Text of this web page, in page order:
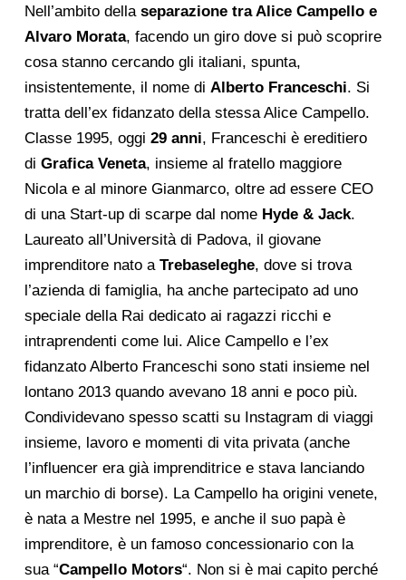
Nell’ambito della separazione tra Alice Campello e
Alvaro Morata, facendo un giro dove si può scoprire
cosa stanno cercando gli italiani, spunta,
insistentemente, il nome di Alberto Franceschi. Si
tratta dell’ex fidanzato della stessa Alice Campello.
Classe 1995, oggi 29 anni, Franceschi è ereditiero
di Grafica Veneta, insieme al fratello maggiore
Nicola e al minore Gianmarco, oltre ad essere CEO
di una Start-up di scarpe dal nome Hyde & Jack.
Laureato all’Università di Padova, il giovane
imprenditore nato a Trebaseleghe, dove si trova
l’azienda di famiglia, ha anche partecipato ad uno
speciale della Rai dedicato ai ragazzi ricchi e
intraprendenti come lui. Alice Campello e l’ex
fidanzato Alberto Franceschi sono stati insieme nel
lontano 2013 quando avevano 18 anni e poco più.
Condividevano spesso scatti su Instagram di viaggi
insieme, lavoro e momenti di vita privata (anche
l’influencer era già imprenditrice e stava lanciando
un marchio di borse). La Campello ha origini venete,
è nata a Mestre nel 1995, e anche il suo papà è
imprenditore, è un famoso concessionario con la
sua “Campello Motors“. Non si è mai capito perché